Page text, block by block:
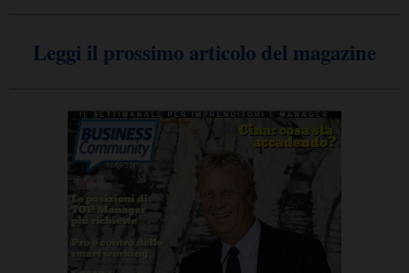
Leggi il prossimo articolo del magazine